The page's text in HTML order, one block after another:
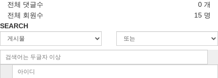
0 개
전체 댓글수
15 명
전체 회원수
SEARCH